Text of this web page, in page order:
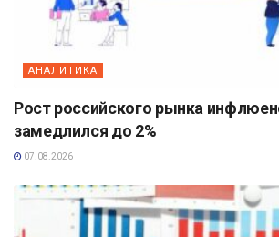
АНАЛИТИКА
Рост российского рынка
замедлился до 2%
07.08.2026